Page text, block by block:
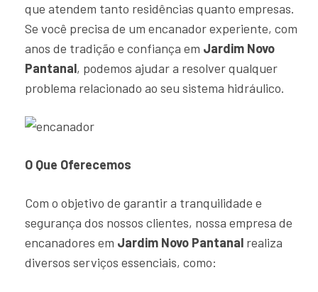
que atendem tanto residências quanto empresas.
Se você precisa de um encanador experiente, com
anos de tradição e confiança em Jardim Novo
Pantanal, podemos ajudar a resolver qualquer
problema relacionado ao seu sistema hidráulico.
O Que Oferecemos
Com o objetivo de garantir a tranquilidade e
segurança dos nossos clientes, nossa empresa de
encanadores em Jardim Novo Pantanal realiza
diversos serviços essenciais, como: